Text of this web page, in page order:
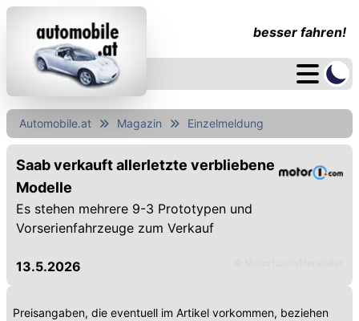
besser fahren!
Automobile.at Magazin Einzelmeldung
Saab verkauft allerletzte verbliebene
Modelle
Es stehen mehrere 9-3 Prototypen und
Vorserienfahrzeuge zum Verkauf
13.5.2026
Preisangaben, die eventuell im Artikel vorkommen, beziehen